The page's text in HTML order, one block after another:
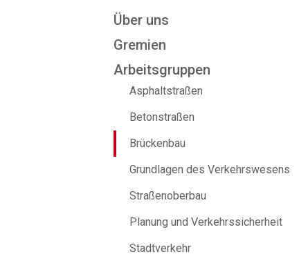
Über uns
Gremien
Arbeitsgruppen
Asphaltstraßen
Betonstraßen
Brückenbau
Grundlagen des Verkehrswesens
Straßenoberbau
Planung und Verkehrssicherheit
Stadtverkehr